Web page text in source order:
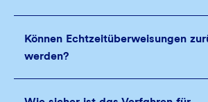
Können Echtzeitüberweisungen
werden?